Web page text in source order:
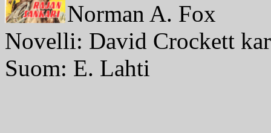
Norman A. Fox
Novelli: David Crockett
Suom: E. Lahti